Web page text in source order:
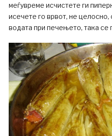
меѓувреме исчистете ги
исечете го врвот, не целосно,
водата при печењето, така се